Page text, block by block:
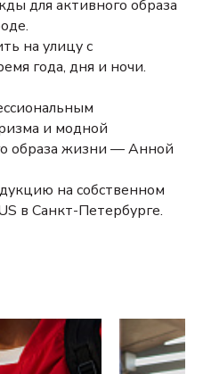
для активного образа
на улицу с
года, дня и ночи.
и модной
образа жизни — Анной
на собственном
в Санкт-Петербурге.